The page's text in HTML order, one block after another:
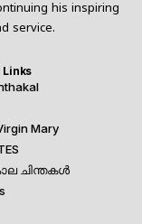
his inspiring
service.
Links
Mary
ചിന്തകൾ